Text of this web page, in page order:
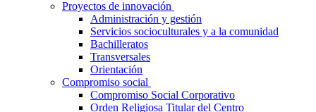
Proyectos de innovación
Administración y gestión
Servicios socioculturales y a la comunidad
Bachilleratos
Transversales
Orientación
Compromiso social
Compromiso Social Corporativo
Orden Religiosa Titular del Centro